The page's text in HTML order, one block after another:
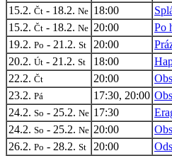
15.2. Čt - 18.2. Ne 18:00
15.2. Čt - 18.2. Ne 20:00 Po
19.2. Po - 21.2. St 20:00
20.2. Út - 21.2. St 18:00
22.2. Čt 20:00
23.2. Pá 17:30, 20:00
24.2. So - 25.2. Ne 17:30
24.2. So - 25.2. Ne 20:00
26.2. Po - 28.2. St 20:00